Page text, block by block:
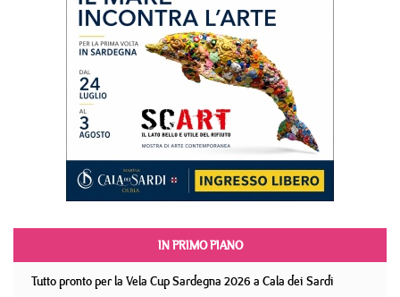
IN PRIMO PIANO
Tutto pronto per la Vela Cup Sardegna 2026 a Cala dei Sardi